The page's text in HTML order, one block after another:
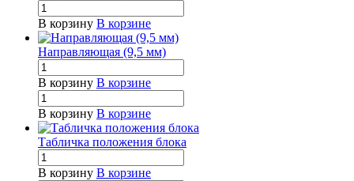
В корзину В корзине
Направляющая (9,5 мм)
В корзину В корзине
В корзину В корзине
Табличка положения блока
В корзину В корзине